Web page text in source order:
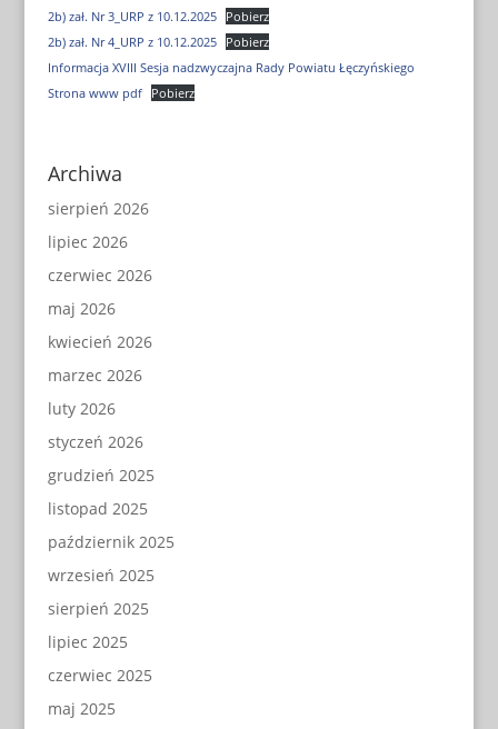
2b) zał. Nr 3_URP z 10.12.2025
Pobierz
2b) zał. Nr 4_URP z 10.12.2025
Pobierz
Informacja XVIII Sesja nadzwyczajna Rady Powiatu Łęczyńskiego
Strona www pdf
Pobierz
Archiwa
sierpień 2026
lipiec 2026
czerwiec 2026
maj 2026
kwiecień 2026
marzec 2026
luty 2026
styczeń 2026
grudzień 2025
listopad 2025
październik 2025
wrzesień 2025
sierpień 2025
lipiec 2025
czerwiec 2025
maj 2025